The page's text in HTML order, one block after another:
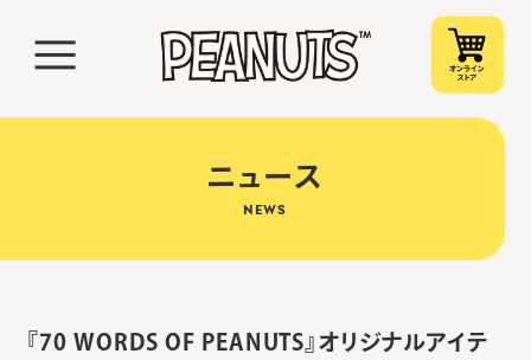
ニュース
NEWS
『70 WORDS OF PEANUTS』オリジナルアイテ